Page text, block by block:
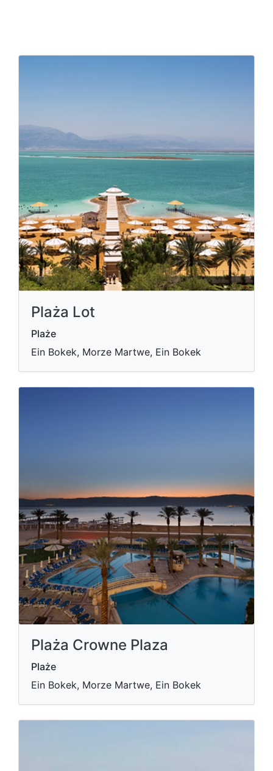
Plaża Lot
Plaże
Ein Bokek, Morze Martwe, Ein Bokek
Plaża Crowne Plaza
Plaże
Ein Bokek, Morze Martwe, Ein Bokek